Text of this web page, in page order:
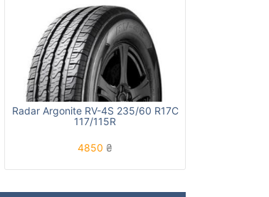
Radar Argonite RV-4S 235/60 R17C
117/115R
4850 ₴